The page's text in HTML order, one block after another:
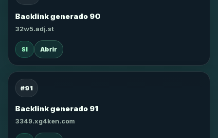
Backlink generado 90
32w5.adj.st
SI Abrir
#91
Backlink generado 91
3349.xg4ken.com